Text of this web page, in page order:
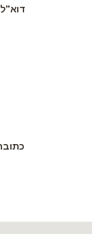
דוא"ל:
כתובת:לזרוב